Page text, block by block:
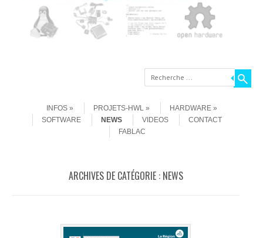
Recherche
INFOS
PROJETS-HWL
HARDWARE
SOFTWARE
NEWS VIDEOS
CONTACT
FABLAC
ARCHIVES DE CATÉGORIE : NEWS